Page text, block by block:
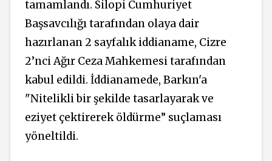
tamamlandı. Silopi Cumhuriyet
Başsavcılığı tarafından olaya dair
hazırlanan 2 sayfalık iddianame, Cizre
2’nci Ağır Ceza Mahkemesi tarafından
kabul edildi. İddianamede, Barkın'a
"Nitelikli bir şekilde tasarlayarak ve
eziyet çektirerek öldürme” suçlaması
yöneltildi.